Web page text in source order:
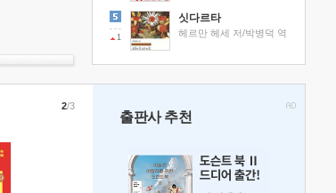
1
싯다르타
헤르만 헤세 저/박병덕 역
2/3
출판사 추천